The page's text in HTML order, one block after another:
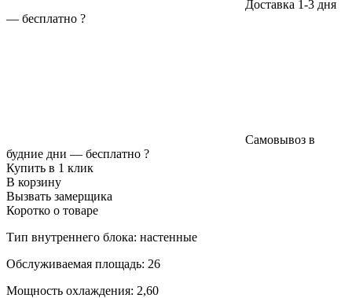
Доставка 1-3 дня
— бесплатно ?
Самовывоз в
будние дни — бесплатно ?
Купить в 1 клик
В корзину
Вызвать замерщика
Коротко о товаре
Тип внутреннего блока: настенные
Обслуживаемая площадь: 26
Мощность охлаждения: 2,60